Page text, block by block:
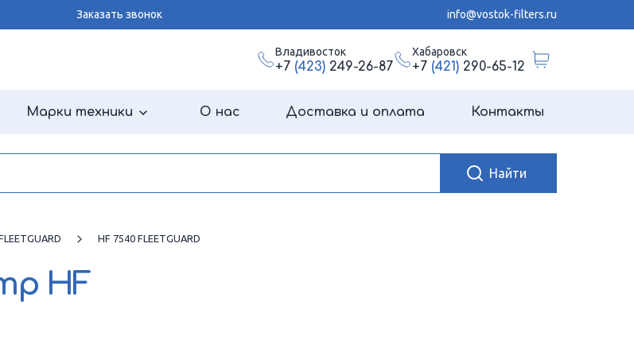
Заказать звонок info@vostok-filters.ru
Владивосток
+7 (423)249-26-87
Хабаровск
+7 (421)290-65-12
Марки техники О нас Доставка и оплата Контакты
HF 7540 FLEETGUARD
HF